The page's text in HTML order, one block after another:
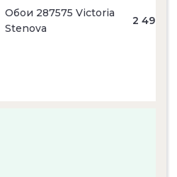
Обои 287575 Victoria
Stenova
2 490